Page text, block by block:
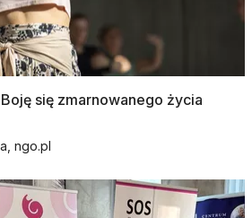
się zmarnowanego życia
ngo.pl